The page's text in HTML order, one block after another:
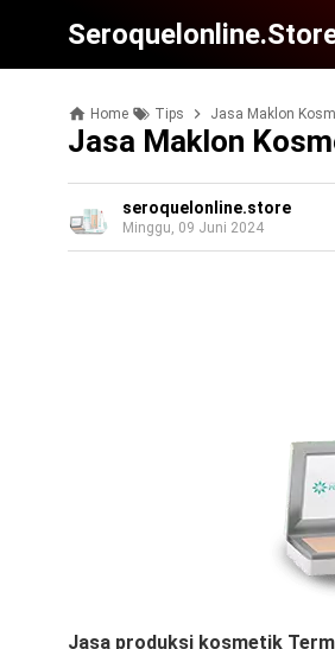
Home Tips Jasa Maklon
Jasa Maklon
seroquelonline.store
Minggu, 09 Juni 2024
Jasa produksi kosmetik